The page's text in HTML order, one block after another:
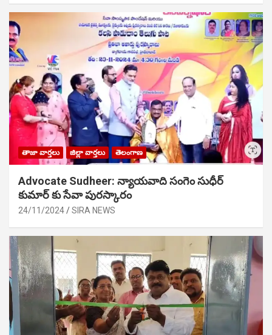
తాజా వార్తలు జిల్లా వార్తలు తెలంగాణ
Advocate Sudheer: న్యాయవాది సంగెం సుధీర్
కుమార్ కు సేవా పురస్కారం
24/11/2024 SIRA NEWS